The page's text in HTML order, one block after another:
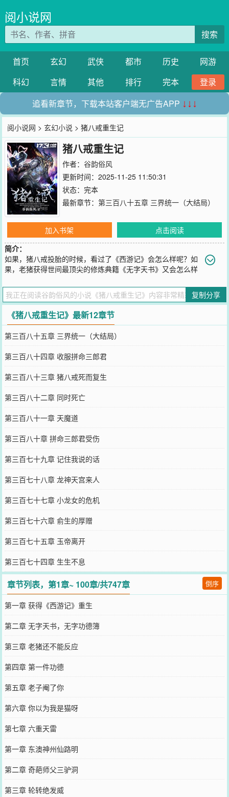
阅小说网
搜索
首页 玄幻 武侠 都市 历史
网游
科幻
言情 其他 排行 完本
登录
追看新章节，下载本站客户端无广告APP ↓↓↓
阅小说网 >玄幻小说 > 猪八戒重生记
猪八戒重生记
作者： 谷韵俗风
更新时间：2025-11-25 11:50:31
状态：完本
最新章节： 第三百八十五章 三界统一（大结局）
加入书架
点击阅读
简介：
如果，猪八戒投胎的时候，看过了《西游记》会怎么样呢？如
果，老猪获得世间最顶尖的修炼典籍《无字天书》又会怎么样
箭双雕呀！嫦娥美眉？洗白白等着俺老猪哟！高小姐，为你我抢夺如
来的宝贝！弱水妹妹，嫁给我吧！孙猴子，你不就是有根可大可小的
棍子，老猪却有昊天锤，神兵利器，两万三百斤，我宣布以后你是我
的小弟了！以后西游的主角是我，一边泡妞，
您要是觉得《
猪八戒重生记 》还不错的话请不要忘记向您QQ群和微博
微信里的朋友推荐哦！
复制分享
《猪八戒重生记》最新12章节
第三百八十五章 三界统一（大结局）
第三百八十四章 收服拼命三郎君
第三百八十三章 猪八戒死而复生
第三百八十二章 同时死亡
第三百八十一章 天魔道
第三百八十章 拼命三郎君受伤
第三百七十九章 记住我说的话
第三百七十八章 龙神天宫来人
第三百七十七章 小龙女的危机
第三百七十六章 俞生的厚赠
第三百七十五章 玉帝离开
第三百七十四章 生生不息
章节列表，第1章~ 100章/共747章 倒序
第一章 获得《西游记》重生
第二章 无字天书，无字功德簿
第三章 老猪还不能反应
第四章 第一件功德
第五章 老子阉了你
第六章 你以为我是猫呀
第七章 六重天雷
第一章 东澳神州仙路明
第二章 奇葩师父三驴洞
第三章 轮转绝发威